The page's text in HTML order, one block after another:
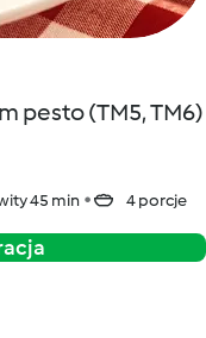
pesto (TM5, TM6)
45 min 4 porcje